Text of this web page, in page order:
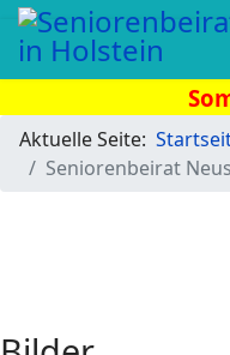
Aktuelle Seite:
Seniorenbeirat